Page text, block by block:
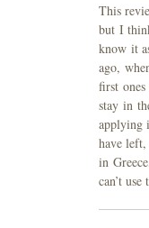
This
but I
know it
ago,
first
stay in
applying
have
in
can’t